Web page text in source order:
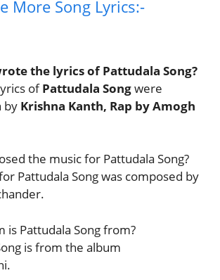
More Song Lyrics:-
the lyrics of Pattudala Song?
ofPattudala Songwere
by Krishna Kanth, Rap by Amogh
the music for Pattudala Song?
Pattudala Song was composed by
is Pattudala Song from?
is from the album